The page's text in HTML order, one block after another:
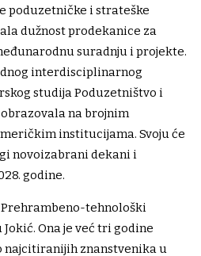
poduzetničke i strateške
dužnost prodekanice za
suradnju i projekte.
interdisciplinarnog
studija Poduzetništvo i
na brojnim
institucijama. Svoju će
novoizabrani dekani i
godine.
tehnološki
Ona je već tri godine
najcitiranijih znanstvenika u